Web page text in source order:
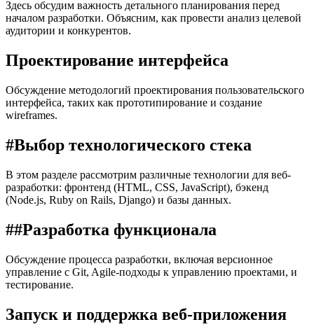
Здесь обсудим важность детального планирования перед
началом разработки. Объясним, как провести анализ целевой
аудитории и конкурентов.
Проектирование интерфейса
Обсуждение методологий проектирования пользовательского
интерфейса, таких как прототипирование и создание
wireframes.
#Выбор технологического стека
В этом разделе рассмотрим различные технологии для веб-
разработки: фронтенд (HTML, CSS, JavaScript), бэкенд
(Node.js, Ruby on Rails, Django) и базы данных.
##Разработка функционала
Обсуждение процесса разработки, включая версионное
управление с Git, Agile-подходы к управлению проектами, и
тестирование.
Запуск и поддержка веб-приложения